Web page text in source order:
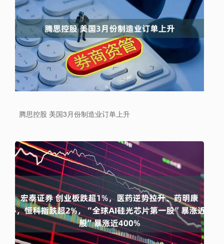
腾思控股 美国3月份制造业订单上升